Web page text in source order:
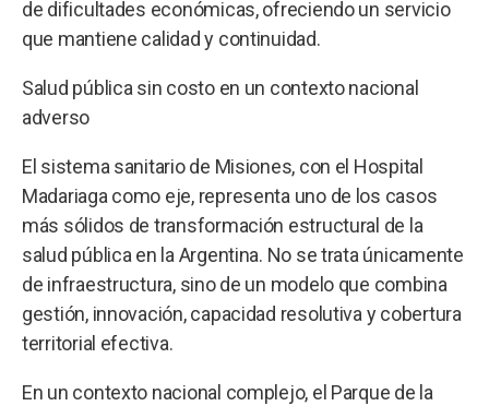
de dificultades económicas, ofreciendo un servicio
que mantiene calidad y continuidad.
Salud pública sin costo en un contexto nacional
adverso
El sistema sanitario de Misiones, con el Hospital
Madariaga como eje, representa uno de los casos
más sólidos de transformación estructural de la
salud pública en la Argentina. No se trata únicamente
de infraestructura, sino de un modelo que combina
gestión, innovación, capacidad resolutiva y cobertura
territorial efectiva.
En un contexto nacional complejo, el Parque de la